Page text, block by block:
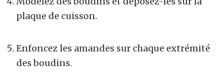
plaque de cuisson.
Enfoncez les amandes sur chaque extrémité
des boudins.